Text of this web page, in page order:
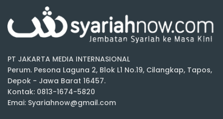
PT JAKARTA MEDIA INTERNASIONAL
Perum. Pesona Laguna 2, Blok L1 No.19, Cilangkap, Tapos,
Depok - Jawa Barat 16457.
Kontak: 0813-1674-5820
Emai: Syariahnow@gmail.com